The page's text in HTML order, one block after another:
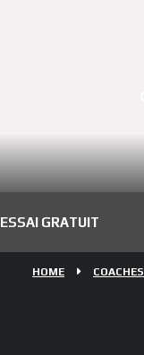
ESSAI GRATUIT
HOME COACHES